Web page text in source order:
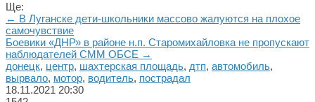
Ще:
← В Луганске дети-школьники массово жалуются на плохое
самочувствие
Боевики «ДНР» в районе н.п. Старомихайловка не пропускают
наблюдателей СММ ОБСЕ →
донецк, центр, шахтерская площадь, дтп, автомобиль,
вырвало, мотор, водитель, пострадал
18.11.2021 20:30